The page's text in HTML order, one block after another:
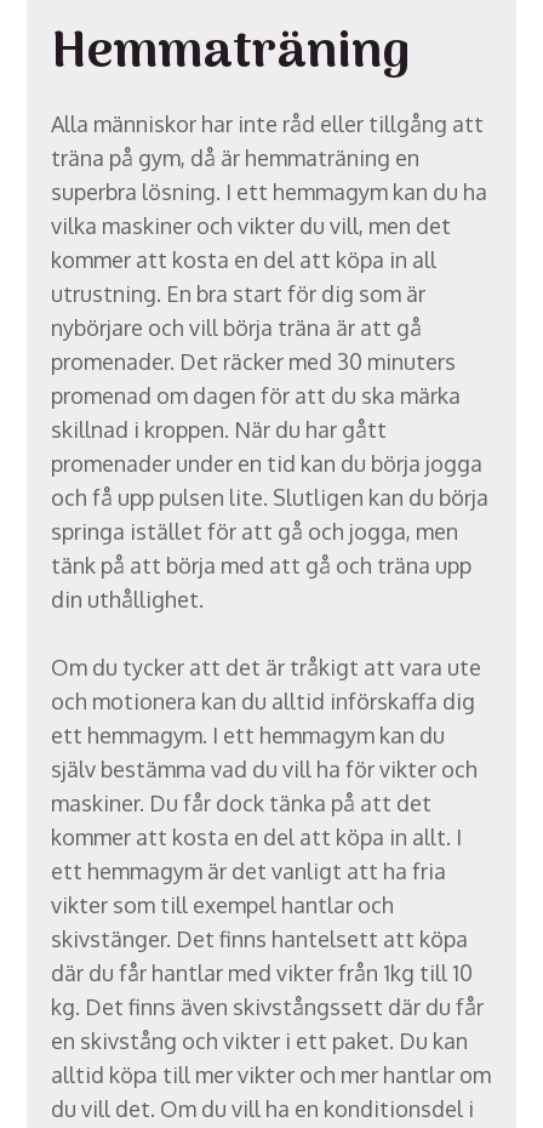
Hemmaträning
Alla människor har inte råd eller tillgång att
träna på gym, då är hemmaträning en
superbra lösning. I ett hemmagym kan du ha
vilka maskiner och vikter du vill, men det
kommer att kosta en del att köpa in all
utrustning. En bra start för dig som är
nybörjare och vill börja träna är att gå
promenader. Det räcker med 30 minuters
promenad om dagen för att du ska märka
skillnad i kroppen. När du har gått
promenader under en tid kan du börja jogga
och få upp pulsen lite. Slutligen kan du börja
springa istället för att gå och jogga, men
tänk på att börja med att gå och träna upp
din uthållighet.
Om du tycker att det är tråkigt att vara ute
och motionera kan du alltid införskaffa dig
ett hemmagym. I ett hemmagym kan du
själv bestämma vad du vill ha för vikter och
maskiner. Du får dock tänka på att det
kommer att kosta en del att köpa in allt. I
ett hemmagym är det vanligt att ha fria
vikter som till exempel hantlar och
skivstänger. Det finns hantelsett att köpa
där du får hantlar med vikter från 1kg till 10
kg. Det finns även skivstångssett där du får
en skivstång och vikter i ett paket. Du kan
alltid köpa till mer vikter och mer hantlar om
du vill det. Om du vill ha en konditionsdel i